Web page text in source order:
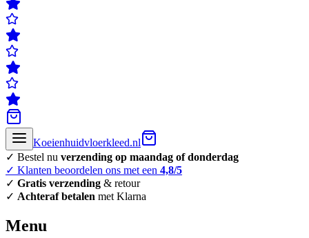
Koeienhuidvloerkleed.nl
✓ Bestel nu verzending op maandag of donderdag
✓ Klanten beoordelen ons met een 4,8/5
✓ Gratis verzending & retour
✓ Achteraf betalen met Klarna
Menu